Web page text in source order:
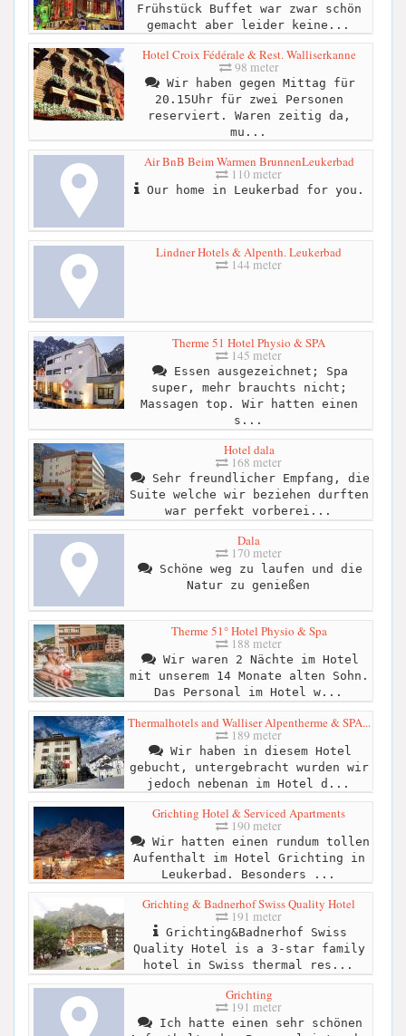
Frühstück Buffet war zwar schön
gemacht aber leider keine...
Hotel Croix Fédérale & Rest. Walliserkanne
98 meter
Wir haben gegen Mittag für
20.15Uhr für zwei Personen
reserviert. Waren zeitig da,
mu...
Air BnB Beim Warmen BrunnenLeukerbad
110 meter
Our home in Leukerbad for you.
Lindner Hotels & Alpenth. Leukerbad
144 meter
Therme 51 Hotel Physio & SPA
145 meter
Essen ausgezeichnet; Spa
super, mehr brauchts nicht;
Massagen top. Wir hatten einen
s...
Hotel dala
168 meter
Sehr freundlicher Empfang, die
Suite welche wir beziehen durften
war perfekt vorberei...
Dala
170 meter
Schöne weg zu laufen und die
Natur zu genießen
Therme 51° Hotel Physio & Spa
188 meter
Wir waren 2 Nächte im Hotel
mit unserem 14 Monate alten Sohn.
Das Personal im Hotel w...
Thermalhotels and Walliser Alpentherme & SPA...
189 meter
Wir haben in diesem Hotel
gebucht, untergebracht wurden wir
jedoch nebenan im Hotel d...
Grichting Hotel & Serviced Apartments
190 meter
Wir hatten einen rundum tollen
Aufenthalt im Hotel Grichting in
Leukerbad. Besonders ...
Grichting & Badnerhof Swiss Quality Hotel
191 meter
Grichting&Badnerhof Swiss
Quality Hotel is a 3-star family
hotel in Swiss thermal res...
Grichting
191 meter
Ich hatte einen sehr schönen